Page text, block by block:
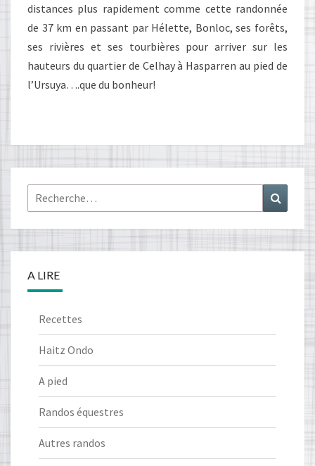
distances plus rapidement comme cette randonnée
de 37 km en passant par Hélette, Bonloc, ses forêts,
ses rivières et ses tourbières pour arriver sur les
hauteurs du quartier de Celhay à Hasparren au pied de
l’Ursuya….que du bonheur!
Rechercher :
A LIRE
Recettes
Haitz Ondo
A pied
Randos équestres
Autres randos